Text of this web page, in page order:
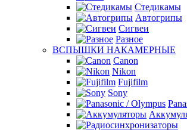
Стедикамы
Автогрипы
Сигвеи
Разное
ВСПЫШКИ НАКАМЕРНЫЕ
Canon
Nikon
Fujifilm
Sony